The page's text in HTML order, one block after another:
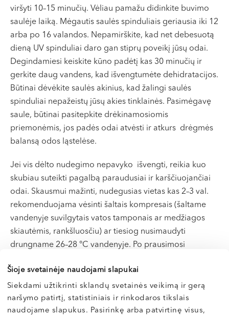
Šioje svetainėje naudojami slapukai
Siekdami užtikrinti sklandų svetainės veikimą ir gerą
naršymo patirtį, statistiniais ir rinkodaros tikslais
naudojame slapukus. Pasirinkę arba patvirtinę visus,
viršyti 10–15 minučių. Vėliau pamažu didinkite buvimo
saulėje laiką. Mėgautis saulės spinduliais geriausia iki 12
arba po 16 valandos. Nepamirškite, kad net debesuotą
dieną UV spinduliai daro gan stiprų poveikį jūsų odai.
Degindamiesi keiskite kūno padėtį kas 30 minučių ir
gerkite daug vandens, kad išvengtumėte dehidratacijos.
Būtinai dėvėkite saulės akinius, kad žalingi saulės
spinduliai nepažeistų jūsų akies tinklainės. Pasimėgavę
saule, būtinai pasitepkite drėkinamosiomis
priemonėmis, jos padės odai atvėsti ir atkurs drėgmės
balansą odos ląstelėse.
Jei vis dėlto nudegimo nepavyko išvengti, reikia kuo
skubiau suteikti pagalbą paraudusiai ir karščiuojančiai
odai. Skausmui mažinti, nudegusias vietas kas 2–3 val.
rekomenduojama vėsinti šaltais kompresais (šaltame
vandenyje suvilgytais vatos tamponais ar medžiagos
skiautėmis, rankšluosčiu) ar tiesiog nusimaudyti
drungname 26–28 °C vandenyje. Po prausimosi
vanduo vėsina įkaitusią odą. Kad oda neišsausėtų,
nudegusias vietas tepkite drėkinamuoju kremu. Taip pat
patartina gerti daug skysčių (negazuotų gėrimų ar
sulčių), valgyti daug vaisių ir daržovių, kurie turi didelį